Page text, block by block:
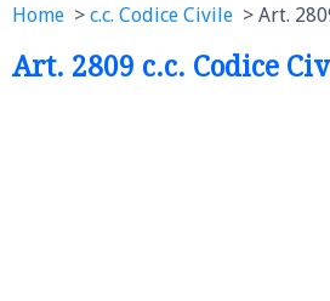
Home c.c. Codice Civile Art.
Art. 2809 c.c. Codice